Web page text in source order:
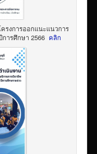
ครงการออกแนะแนวการ
ารศึกษา 2566 คลิก